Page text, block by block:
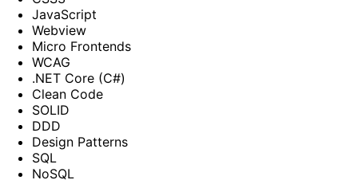
JavaScript
Webview
Micro Frontends
WCAG
.NET Core (C#)
Clean Code
SOLID
DDD
Design Patterns
SQL
NoSQL